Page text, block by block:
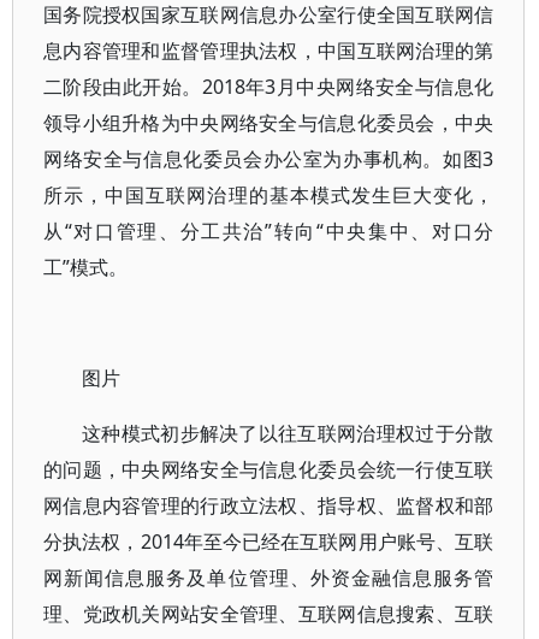
国务院授权国家互联网信息办公室行使全国互联网信
息内容管理和监督管理执法权，中国互联网治理的第
二阶段由此开始。2018年3月中央网络安全与信息化
领导小组升格为中央网络安全与信息化委员会，中央
网络安全与信息化委员会办公室为办事机构。如图3
所示，中国互联网治理的基本模式发生巨大变化，
从“对口管理、分工共治”转向“中央集中、对口分
工”模式。
图片
这种模式初步解决了以往互联网治理权过于分散
的问题，中央网络安全与信息化委员会统一行使互联
网信息内容管理的行政立法权、指导权、监督权和部
分执法权，2014年至今已经在互联网用户账号、互联
网新闻信息服务及单位管理、外资金融信息服务管
理、党政机关网站安全管理、互联网信息搜索、互联